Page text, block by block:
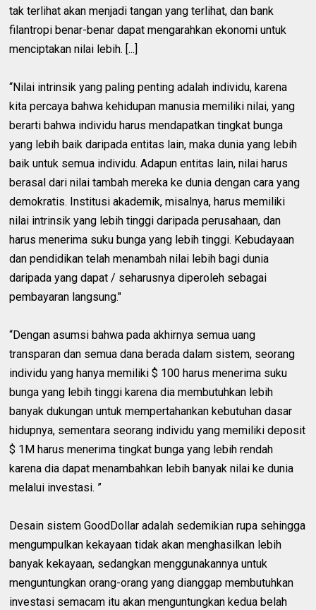
tak terlihat akan menjadi tangan yang terlihat, dan bank
filantropi benar-benar dapat mengarahkan ekonomi untuk
menciptakan nilai lebih. [...]
“Nilai intrinsik yang paling penting adalah individu, karena
kita percaya bahwa kehidupan manusia memiliki nilai, yang
berarti bahwa individu harus mendapatkan tingkat bunga
yang lebih baik daripada entitas lain, maka dunia yang lebih
baik untuk semua individu. Adapun entitas lain, nilai harus
berasal dari nilai tambah mereka ke dunia dengan cara yang
demokratis. Institusi akademik, misalnya, harus memiliki
nilai intrinsik yang lebih tinggi daripada perusahaan, dan
harus menerima suku bunga yang lebih tinggi. Kebudayaan
dan pendidikan telah menambah nilai lebih bagi dunia
daripada yang dapat / seharusnya diperoleh sebagai
pembayaran langsung."
“Dengan asumsi bahwa pada akhirnya semua uang
transparan dan semua dana berada dalam sistem, seorang
individu yang hanya memiliki $ 100 harus menerima suku
bunga yang lebih tinggi karena dia membutuhkan lebih
banyak dukungan untuk mempertahankan kebutuhan dasar
hidupnya, sementara seorang individu yang memiliki deposit
$ 1M harus menerima tingkat bunga yang lebih rendah
karena dia dapat menambahkan lebih banyak nilai ke dunia
melalui investasi. ”
Desain sistem GoodDollar adalah sedemikian rupa sehingga
mengumpulkan kekayaan tidak akan menghasilkan lebih
banyak kekayaan, sedangkan menggunakannya untuk
menguntungkan orang-orang yang dianggap membutuhkan
investasi semacam itu akan menguntungkan kedua belah